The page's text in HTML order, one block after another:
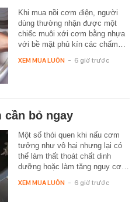
Khi mua nồi cơm điện, người
dùng thường nhận được một
chiếc muôi xới cơm bằng nhựa
với bề mặt phủ kín các chấm…
XEM MUA LUÔN - 6 giờ trước
cần bỏ ngay
Một số thói quen khi nấu cơm
tưởng như vô hại nhưng lại có
thể làm thất thoát chất dinh
dưỡng hoặc làm tăng nguy cơ…
XEM MUA LUÔN - 6 giờ trước